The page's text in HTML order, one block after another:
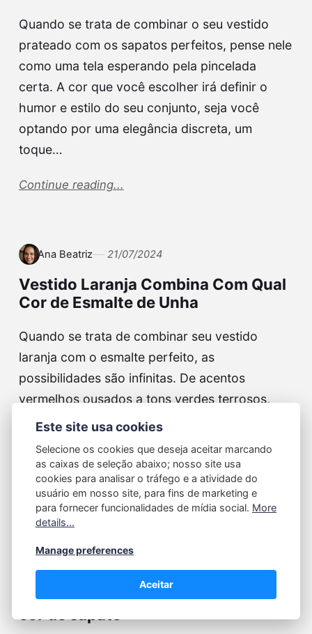
Quando se trata de combinar o seu vestido
prateado com os sapatos perfeitos, pense nele
como uma tela esperando pela pincelada
certa. A cor que você escolher irá definir o
humor e estilo do seu conjunto, seja você
optando por uma elegância discreta, um
toque…
Continue reading...
Ana Beatriz 21/07/2024
Vestido Laranja Combina Com Qual
Cor de Esmalte de Unha
Quando se trata de combinar seu vestido
laranja com o esmalte perfeito, as
possibilidades são infinitas. De acentos
vermelhos ousados a tons verdes terrosos,
cada escolha de cor pode criar um look único
como escolher o melhor tom…
Continue reading...
Vestido dourado combina com que
Este site usa cookies
Selecione os cookies que deseja aceitar marcando
as caixas de seleção abaixo; nosso site usa
cookies para analisar o tráfego e a atividade do
usuário em nosso site, para fins de marketing e
para fornecer funcionalidades de mídia social. More
details...
Manage preferences
Aceitar